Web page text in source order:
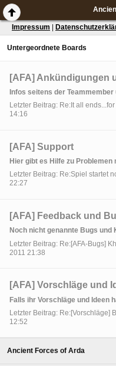
Impressum
Untergeordnete Boards
[AFA] Ankündigungen
Infos seitens der
Letzter Beitrag: Re:It all
14:16
[AFA] Support
Hier gibt es Hilfe zu Problemen
Letzter Beitrag: Re:Spiel startet
22:27
[AFA] Feedback und
Noch nicht genannte Bugs
Letzter Beitrag: Re:[AFA-Bugs]
2011 21:38
[AFA] Vorschläge und
Falls ihr Vorschläge und Ideen
Letzter Beitrag: Re:[Vorschläge]
12:52
Ancient Forces of Arda